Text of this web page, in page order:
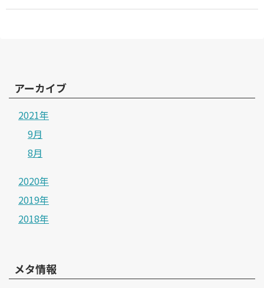
アーカイブ
2021年
9月
8月
2020年
2019年
2018年
メタ情報